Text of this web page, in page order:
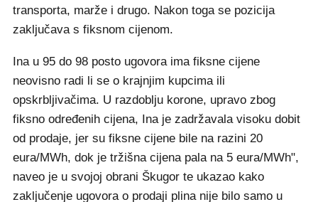
transporta, marže i drugo. Nakon toga se pozicija
zaključava s fiksnom cijenom.
Ina u 95 do 98 posto ugovora ima fiksne cijene
neovisno radi li se o krajnjim kupcima ili
opskrbljivačima. U razdoblju korone, upravo zbog
fiksno određenih cijena, Ina je zadržavala visoku dobit
od prodaje, jer su fiksne cijene bile na razini 20
eura/MWh, dok je tržišna cijena pala na 5 eura/MWh",
naveo je u svojoj obrani Škugor te ukazao kako
zaključenje ugovora o prodaji plina nije bilo samo u